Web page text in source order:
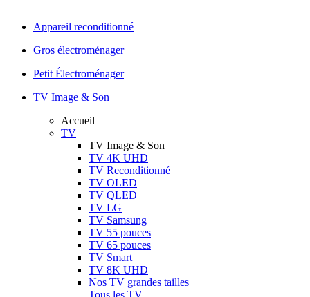
Appareil reconditionné
Gros électroménager
Petit Électroménager
TV Image & Son
Accueil
TV
TV Image & Son
TV 4K UHD
TV Reconditionné
TV OLED
TV QLED
TV LG
TV Samsung
TV 55 pouces
TV 65 pouces
TV Smart
TV 8K UHD
Nos TV grandes tailles